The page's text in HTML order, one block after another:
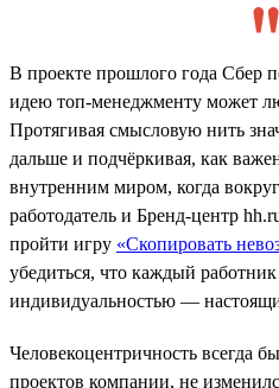
В проекте прошлого года Сбер
идею топ-менеджменту может
Протягивая смысловую нить
дальше и подчёркивая, как
внутренним миром, когда
работодатель и Бренд-центр
пройти игру «Скопировать
убедиться, что каждый
индивидуальностью —
Человекоцентричность всегда
проектов компании, не